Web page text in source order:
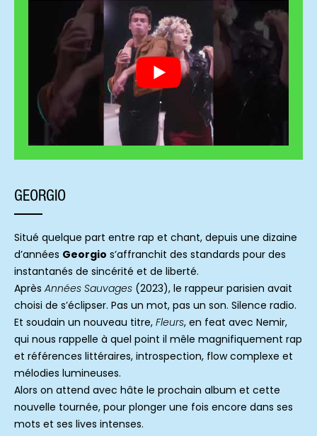
GEORGIO
Situé quelque part entre rap et chant, depuis une dizaine
d’années Georgio s’affranchit des standards pour des
instantanés de sincérité et de liberté.
Après Années Sauvages (2023), le rappeur parisien avait
choisi de s’éclipser. Pas un mot, pas un son. Silence radio.
Et soudain un nouveau titre, Fleurs, en feat avec Nemir,
qui nous rappelle à quel point il mêle magnifiquement rap
et références littéraires, introspection, flow complexe et
mélodies lumineuses.
Alors on attend avec hâte le prochain album et cette
nouvelle tournée, pour plonger une fois encore dans ses
mots et ses lives intenses.